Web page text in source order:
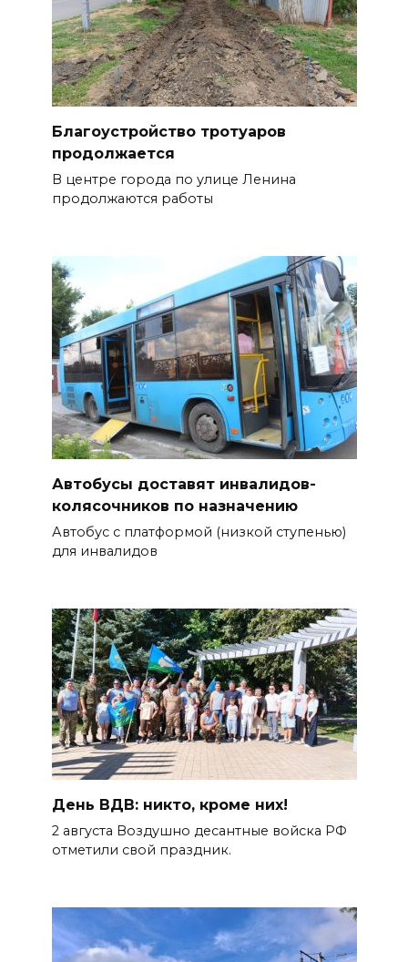
Благоустройство тротуаров
продолжается
В центре города по улице Ленина
продолжаются работы
Автобусы доставят инвалидов-
колясочников по назначению
Автобус с платформой (низкой ступенью)
для инвалидов
День ВДВ: никто, кроме них!
2 августа Воздушно десантные войска РФ
отметили свой праздник.